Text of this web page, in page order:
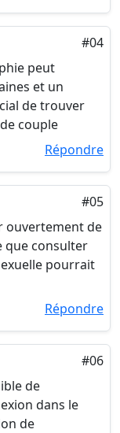
#04
peut
et un
de trouver
couple
Répondre
#05
ouvertement de
que consulter
pourrait
Répondre
#06
de
dans le
de